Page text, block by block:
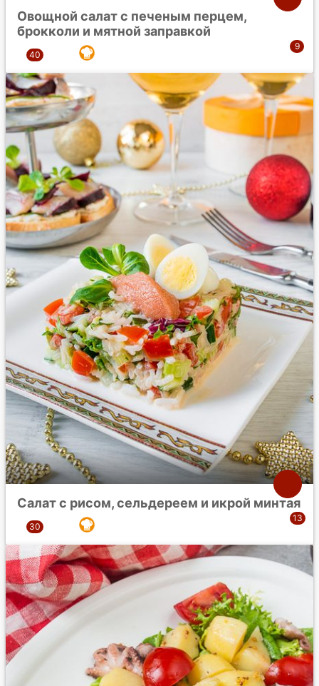
Овощной салат с печеным перцем,
брокколи и мятной заправкой
Салат с рисом, сельдереем и икрой минтая